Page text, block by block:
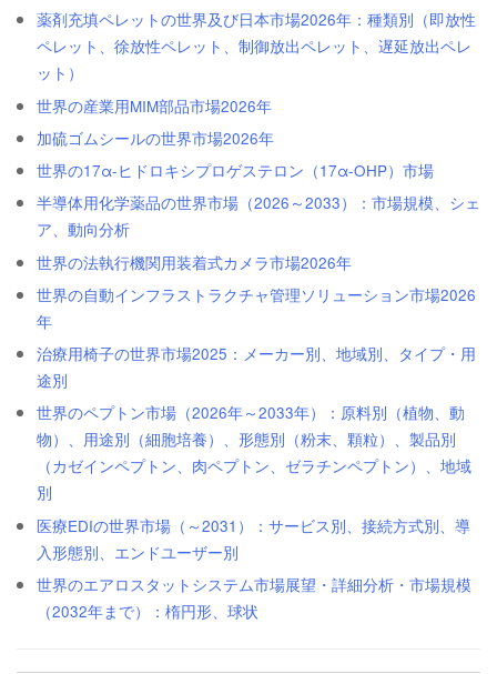
薬剤充填ペレットの世界及び日本市場2026年：種類別（即放性
ペレット、徐放性ペレット、制御放出ペレット、遅延放出ペレ
ット）
世界の産業用MIM部品市場2026年
加硫ゴムシールの世界市場2026年
世界の17α-ヒドロキシプロゲステロン（17α-OHP）市場
半導体用化学薬品の世界市場（2026～2033）：市場規模、シェ
ア、動向分析
世界の法執行機関用装着式カメラ市場2026年
世界の自動インフラストラクチャ管理ソリューション市場2026
年
治療用椅子の世界市場2025：メーカー別、地域別、タイプ・用
途別
世界のペプトン市場（2026年～2033年）：原料別（植物、動
物）、用途別（細胞培養）、形態別（粉末、顆粒）、製品別
（カゼインペプトン、肉ペプトン、ゼラチンペプトン）、地域
別
医療EDIの世界市場（～2031）：サービス別、接続方式別、導
入形態別、エンドユーザー別
世界のエアロスタットシステム市場展望・詳細分析・市場規模
（2032年まで）：楕円形、球状